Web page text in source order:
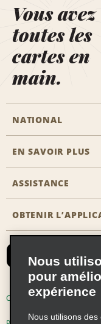
Vous avez
toutes les
cartes en
main.
NATIONAL
Passer une
Solutions pour
EN SAVOIR PLUS
Carrière
ASSISTANCE
Accessibilité
Nous contacter
Recevoir des
OBTENIR
Conditions d’utilisation
Nous
pour
expérience
Nous utilisons des